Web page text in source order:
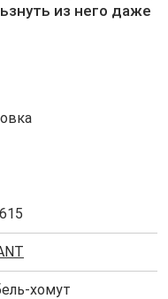
из него даже
хомут